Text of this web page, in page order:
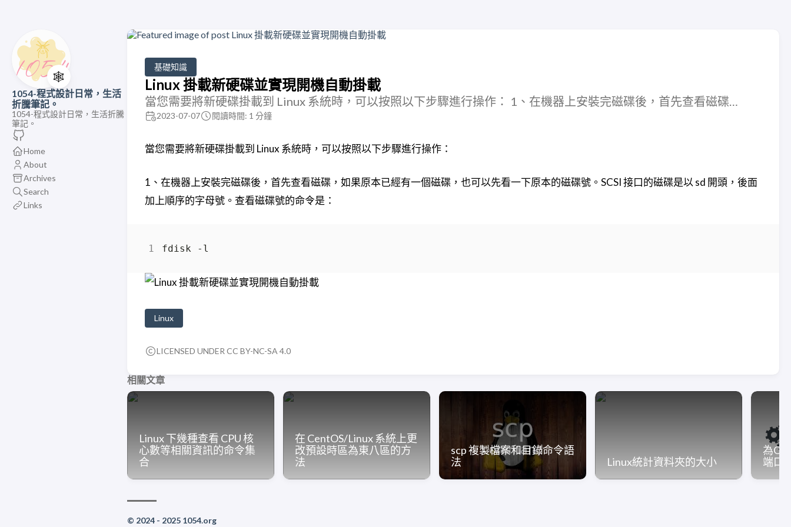
🕸️
1054-程式設計日常，生活
折騰筆記。
1054-程式設計日常，生活折騰
筆記。
Home
About
Archives
Search
Links
基礎知識
Linux 掛載新硬碟並實現開機自動掛載
當您需要將新硬碟掛載到 Linux 系統時，可以按照以下步驟進行操作： 1、在機器上安裝完磁碟後，首先查看磁碟…
2023-07-07 閱讀時間: 1 分鐘
當您需要將新硬碟掛載到 Linux 系統時，可以按照以下步驟進行操作：
1、在機器上安裝完磁碟後，首先查看磁碟，如果原本已經有一個磁碟，也可以先看一下原本的磁碟號。SCSI 接口的磁碟是以 sd 開頭，後面
加上順序的字母號。查看磁碟號的命令是：
Linux
LICENSED UNDER CC BY-NC-SA 4.0
相關文章
Linux 下幾種查看 CPU 核
心數等相關資訊的命令集
合
在 CentOS/Linux 系統上更
改預設時區為東八區的方
法
scp 複製檔案和目錄命令語
法
Linux統計資料夾的大小
為
端口
© 2024 - 2025 1054.org